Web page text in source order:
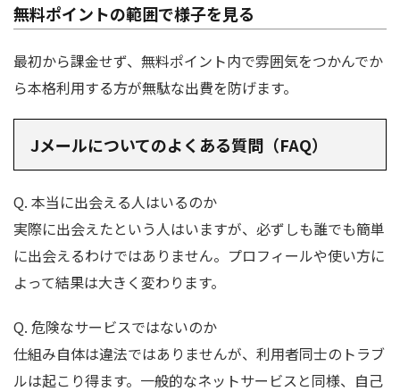
無料ポイントの範囲で様子を見る
最初から課金せず、無料ポイント内で雰囲気をつかんでか
ら本格利用する方が無駄な出費を防げます。
Jメールについてのよくある質問（FAQ）
Q. 本当に出会える人はいるのか
実際に出会えたという人はいますが、必ずしも誰でも簡単
に出会えるわけではありません。プロフィールや使い方に
よって結果は大きく変わります。
Q. 危険なサービスではないのか
仕組み自体は違法ではありませんが、利用者同士のトラブ
ルは起こり得ます。一般的なネットサービスと同様、自己